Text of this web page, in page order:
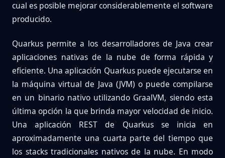
cual es posible mejorar considerablemente el software
producido.
Quarkus permite a los desarrolladores de Java crear
aplicaciones nativas de la nube de forma rápida y
eficiente. Una aplicación Quarkus puede ejecutarse en
la máquina virtual de Java (JVM) o puede compilarse
en un binario nativo utilizando GraalVM, siendo esta
última opción la que brinda mayor velocidad de inicio.
Una aplicación REST de Quarkus se inicia en
aproximadamente una cuarta parte del tiempo que
los stacks tradicionales nativos de la nube. En modo